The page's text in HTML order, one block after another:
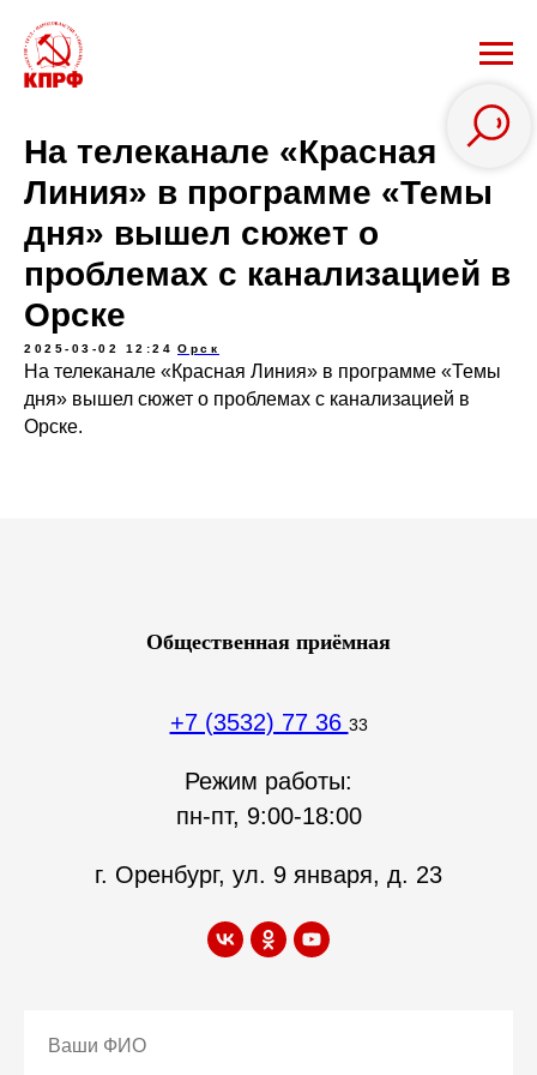
На телеканале «Красная
Линия» в программе «Темы
дня» вышел сюжет о
проблемах с канализацией в
Орске
2025-03-02 12:24 Орск
На телеканале «Красная Линия» в программе «Темы
дня» вышел сюжет о проблемах с канализацией в
Орске.
Общественная приёмная
+7 (3532) 77 36 33
Режим работы:
пн-пт, 9:00-18:00
г. Оренбург, ул. 9 января, д. 23